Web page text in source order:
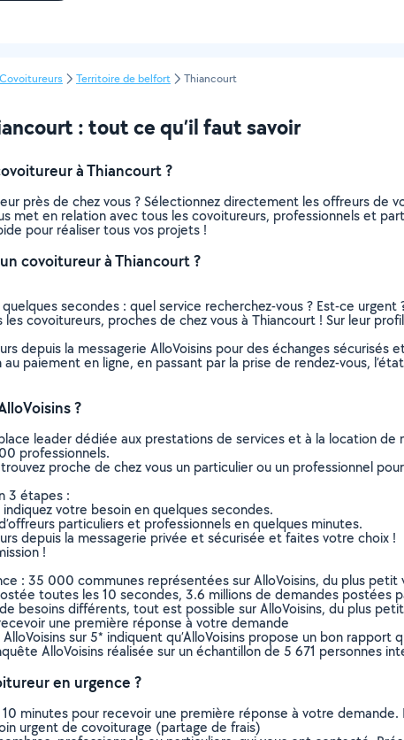
Covoitureurs Territoire de belfort Thiancourt
: tout ce qu’il faut savoir
à Thiancourt ?
près de chez vous ? Sélectionnez directement les offreurs
met en relation avec tous les covoitureurs, professionnels et
pour réaliser tous vos projets !
covoitureur à Thiancourt ?
secondes : quel service recherchez-vous ? Est-ce
covoitureurs, proches de chez vous à Thiancourt ! Sur leur
depuis la messagerie AlloVoisins pour des échanges sécurisés
paiement en ligne, en passant par la prise de rendez-vous,
?
leader dédiée aux prestations de services et à la location
professionnels.
proche de chez vous un particulier ou un professionnel
3 étapes :
votre besoin en quelques secondes.
particuliers et professionnels en quelques minutes.
depuis la messagerie privée et sécurisée et faites votre choix !
!
: 35 000 communes représentées sur AlloVoisins, du plus
toutes les 10 secondes, 3.6 millions de demandes postées
besoins différents, tout est possible sur AlloVoisins, du plus
une première réponse à votre demande
sur 5* indiquent qu’AlloVoisins propose un bon rapport
AlloVoisins réalisée sur un échantillon de 5 671 personnes
en urgence ?
10 minutes pour recevoir une première réponse à votre
urgent de covoiturage (partage de frais)